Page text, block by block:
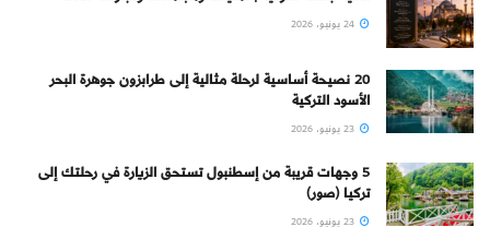
20 نصيحة أساسية لرحلة مثالية إلى طرابزون جوهرة البحر
الأسود التركية
5 وجهات قريبة من إسطنبول تستحق الزيارة في رحلتك إلى
تركيا (صور)